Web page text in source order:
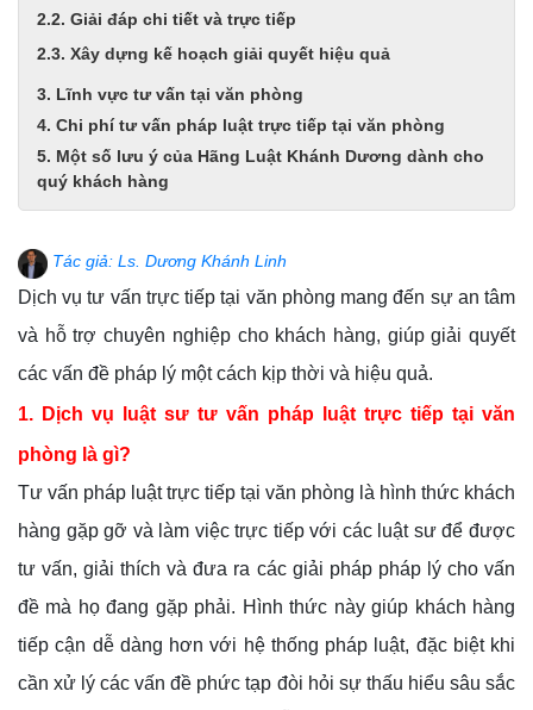
2.2. Giải đáp chi tiết và trực tiếp
2.3. Xây dựng kế hoạch giải quyết hiệu quả
3. Lĩnh vực tư vấn tại văn phòng
4. Chi phí tư vấn pháp luật trực tiếp tại văn phòng
5. Một số lưu ý của Hãng Luật Khánh Dương dành cho
quý khách hàng
Tác giả: Ls. Dương Khánh Linh
Dịch vụ tư vấn trực tiếp tại văn phòng mang đến sự an tâm
và hỗ trợ chuyên nghiệp cho khách hàng, giúp giải quyết
các vấn đề pháp lý một cách kịp thời và hiệu quả.
1. Dịch vụ luật sư tư vấn pháp luật trực tiếp tại văn
phòng là gì?
Tư vấn pháp luật trực tiếp tại văn phòng là hình thức khách
hàng gặp gỡ và làm việc trực tiếp với các luật sư để được
tư vấn, giải thích và đưa ra các giải pháp pháp lý cho vấn
đề mà họ đang gặp phải. Hình thức này giúp khách hàng
tiếp cận dễ dàng hơn với hệ thống pháp luật, đặc biệt khi
cần xử lý các vấn đề phức tạp đòi hỏi sự thấu hiểu sâu sắc